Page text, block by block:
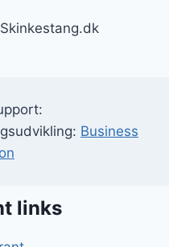
Business
links